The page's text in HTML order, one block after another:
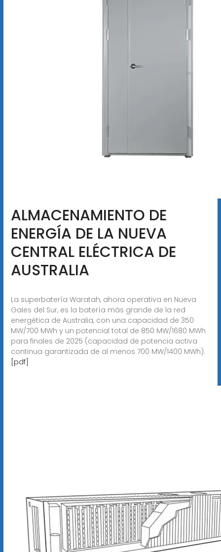
ALMACENAMIENTO DE
ENERGÍA DE LA NUEVA
CENTRAL ELÉCTRICA DE
AUSTRALIA
La superbatería Waratah, ahora operativa en Nueva
Gales del Sur, es la batería más grande de la red
energética de Australia, con una capacidad de 350
MW/700 MWh y un potencial total de 850 MW/1680 MWh
para finales de 2025 (capacidad de potencia activa
continua garantizada de al menos 700 MW/1400 MWh).
[pdf]